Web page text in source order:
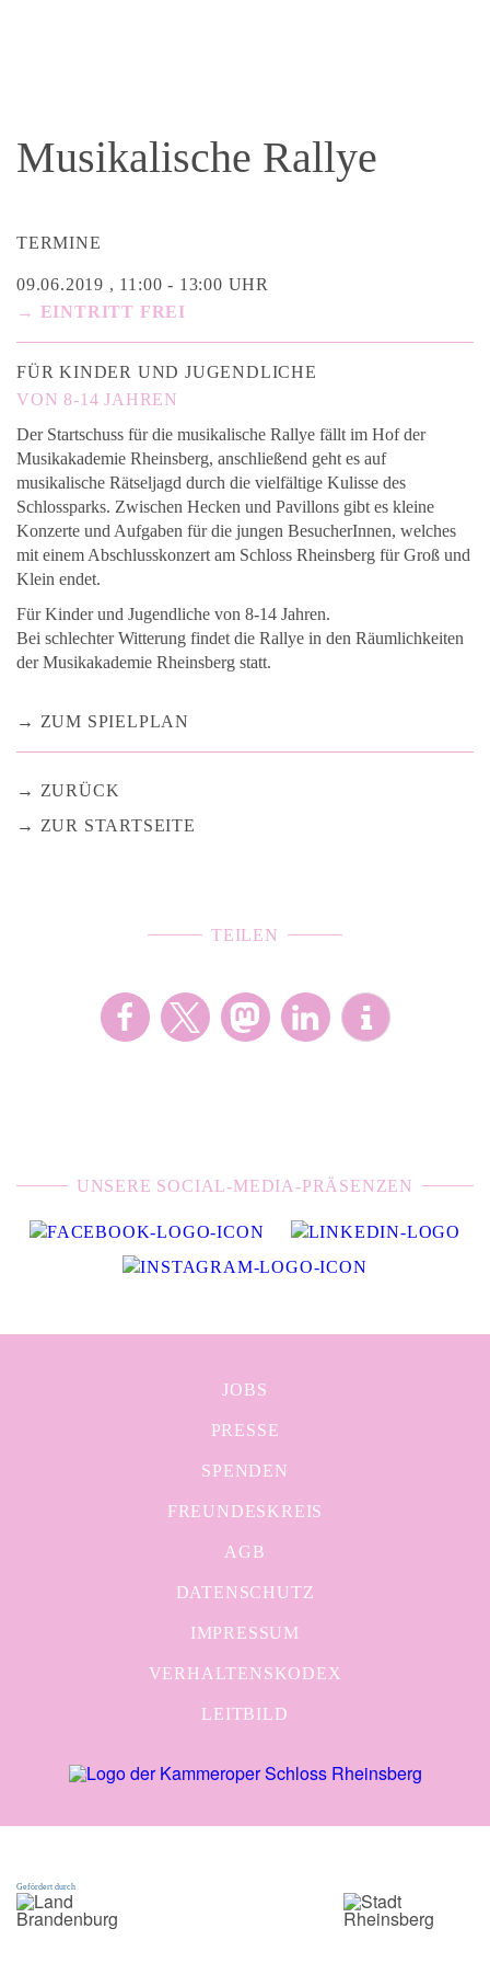
Musikalische Rallye
TERMINE
09.06.2019 , 11:00 - 13:00 UHR
→ EINTRITT FREI
FÜR KINDER UND JUGENDLICHE
VON 8-14 JAHREN
Der Startschuss für die musikalische Rallye fällt im Hof der
Musikakademie Rheinsberg, anschließend geht es auf
musikalische Rätseljagd durch die vielfältige Kulisse des
Schlossparks. Zwischen Hecken und Pavillons gibt es kleine
Konzerte und Aufgaben für die jungen BesucherInnen, welches
mit einem Abschlusskonzert am Schloss Rheinsberg für Groß und
Klein endet.
Für Kinder und Jugendliche von 8-14 Jahren.
Bei schlechter Witterung findet die Rallye in den Räumlichkeiten
der Musikakademie Rheinsberg statt.
ZUM SPIELPLAN
ZURÜCK
ZUR STARTSEITE
TEILEN
UNSERE SOCIAL-MEDIA-PRÄSENZEN
JOBS
PRESSE
SPENDEN
FREUNDESKREIS
AGB
DATENSCHUTZ
IMPRESSUM
VERHALTENSKODEX
LEITBILD
Gefördert durch